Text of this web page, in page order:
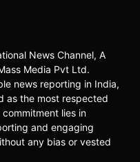
News Channel, A
Media Pvt Ltd.
news reporting in India,
as the most respected
lies in
and engaging
any bias or vested